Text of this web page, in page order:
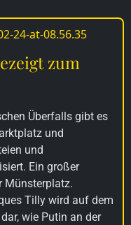
zum
Überfalls gibt es
und
und
Ein großer
Münsterplatz.
Tilly wird auf dem
wie Putin an der